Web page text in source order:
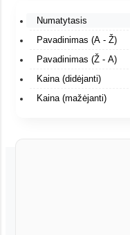
Numatytasis
Pavadinimas (A - Ž)
Pavadinimas (Ž - A)
Kaina (didėjanti)
Kaina (mažėjanti)